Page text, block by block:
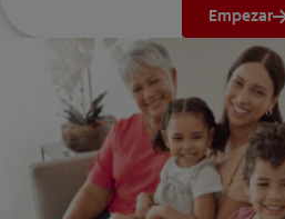
Empezar